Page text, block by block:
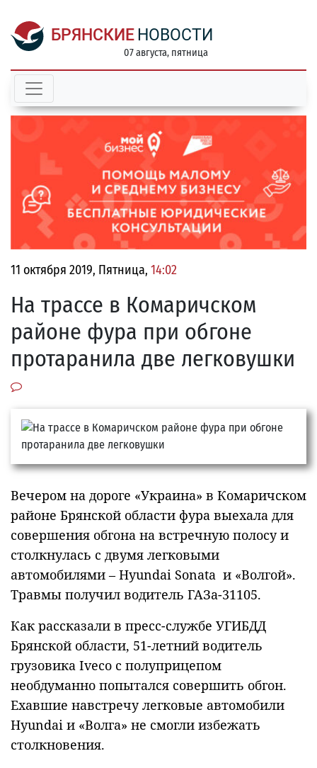
БРЯНСКИЕ НОВОСТИ
07 августа, пятница
11 октября 2019, Пятница, 14:02
На трассе в Комаричском
районе фура при обгоне
протаранила две легковушки
Вечером на дороге «Украина» в Комаричском
районе Брянской области фура выехала для
совершения обгона на встречную полосу и
столкнулась с двумя легковыми
автомобилями – Hyundai Sonata и «Волгой».
Травмы получил водитель ГАЗа-31105.
Как рассказали в пресс-службе УГИБДД
Брянской области, 51-летний водитель
грузовика Iveco с полуприцепом
необдуманно попытался совершить обгон.
Ехавшие навстречу легковые автомобили
Hyundai и «Волга» не смогли избежать
столкновения.